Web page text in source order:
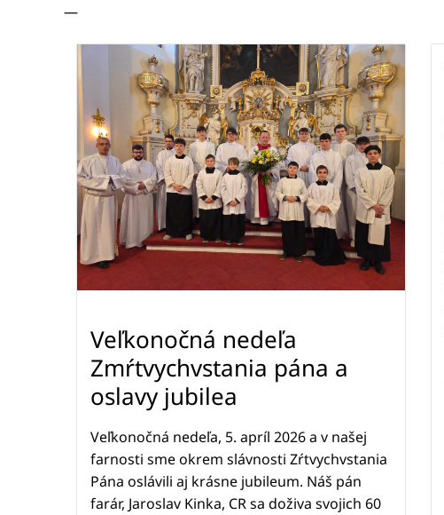
—
Veľkonočná nedeľa
Zmŕtvychvstania pána a
oslavy jubilea
Veľkonočná nedeľa, 5. apríl 2026 a v našej
farnosti sme okrem slávnosti Zŕtvychvstania
Pána oslávili aj krásne jubileum. Náš pán
farár, Jaroslav Kinka, CR sa doživa svojich 60